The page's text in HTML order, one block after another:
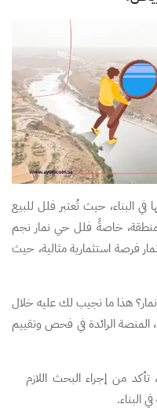
في البناء، حيث تُعتبر فلل للبيع
خاصةً فلل حي نمار نجم
فرصة استثمارية مثالية، حيث
هذا ما نجيب لك عليه خلال
السطور المقبلة مع أحد خبراء عاين AYEN، المنصة الرائدة في فحص وتقييم
من إجراء البحث اللازم
البناء.